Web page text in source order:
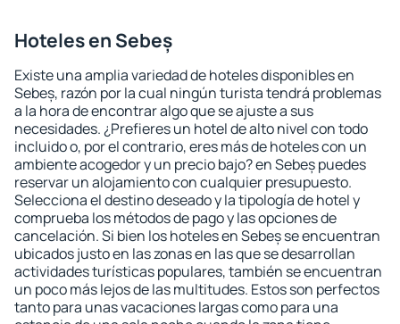
Hoteles en Sebeș
Existe una amplia variedad de hoteles disponibles en
Sebeș, razón por la cual ningún turista tendrá problemas
a la hora de encontrar algo que se ajuste a sus
necesidades. ¿Prefieres un hotel de alto nivel con todo
incluido o, por el contrario, eres más de hoteles con un
ambiente acogedor y un precio bajo? en Sebeș puedes
reservar un alojamiento con cualquier presupuesto.
Selecciona el destino deseado y la tipología de hotel y
comprueba los métodos de pago y las opciones de
cancelación. Si bien los hoteles en Sebeș se encuentran
ubicados justo en las zonas en las que se desarrollan
actividades turísticas populares, también se encuentran
un poco más lejos de las multitudes. Estos son perfectos
tanto para unas vacaciones largas como para una